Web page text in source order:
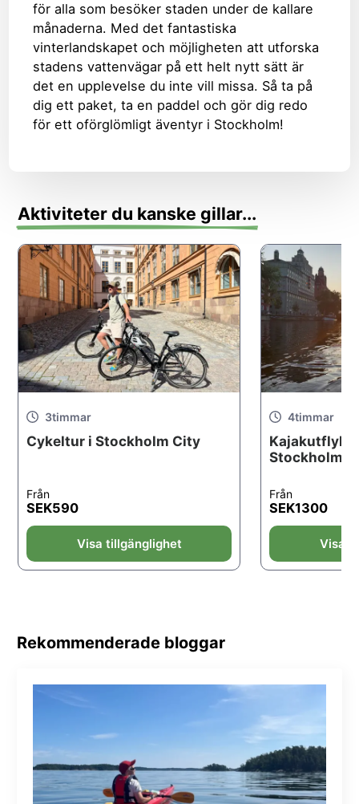
för alla som besöker staden under de kallare
månaderna. Med det fantastiska
vinterlandskapet och möjligheten att utforska
stadens vattenvägar på ett helt nytt sätt är
det en upplevelse du inte vill missa. Så ta på
dig ett paket, ta en paddel och gör dig redo
för ett oförglömligt äventyr i Stockholm!
Aktiviteter du kanske gillar...
3timmar
Cykeltur i Stockholm City
Från
SEK590
Visa tillgänglighet
4timmar
Kajakutflykt
Stockholm
Från
SEK1300
Visa
Rekommenderade bloggar